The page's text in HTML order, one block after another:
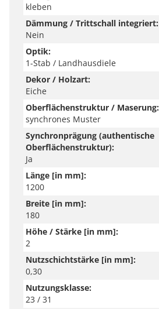
kleben
Dämmung / Trittschall integriert:
Nein
Optik:
1-Stab / Landhausdiele
Dekor / Holzart:
Eiche
Oberflächenstruktur / Maserung:
synchrones Muster
Synchronprägung (authentische
Oberflächenstruktur):
Ja
Länge [in mm]:
1200
Breite [in mm]:
180
Höhe / Stärke [in mm]:
2
Nutzschichtstärke [in mm]:
0,30
Nutzungsklasse:
23 / 31